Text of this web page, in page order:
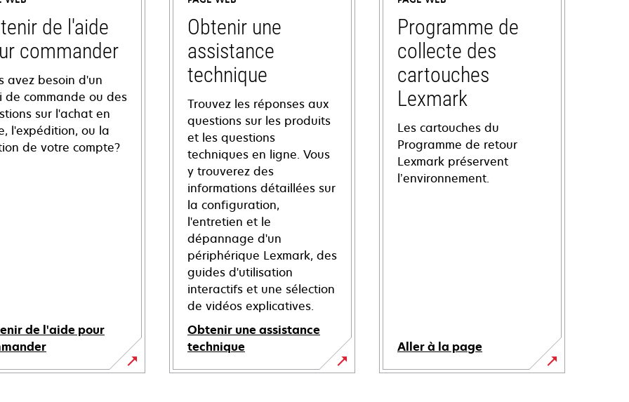
de l'aide
commander
avez besoin d'un
de commande ou des
sur l'achat en
l'expédition, ou la
de votre compte?
de l'aide pour
Obtenir une
assistance
technique
Trouvez les réponses aux
questions sur les produits
et les questions
techniques en ligne. Vous
y trouverez des
informations détaillées sur
la configuration,
l'entretien et le
dépannage d'un
périphérique Lexmark, des
guides d'utilisation
interactifs et une sélection
de vidéos explicatives.
Obtenir une assistance
technique
s’ouvre
Programme de
collecte des
cartouches
Lexmark
Les cartouches du
Programme de retour
Lexmark préservent
l’environnement.
Aller à la page